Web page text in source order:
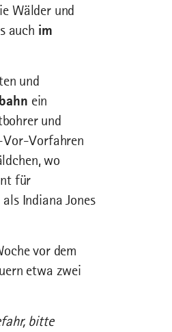
Wälder und
auch im
und
ein
und
Vor-Vorfahren
wo
für
Indiana Jones
vor dem
etwa zwei
bitte